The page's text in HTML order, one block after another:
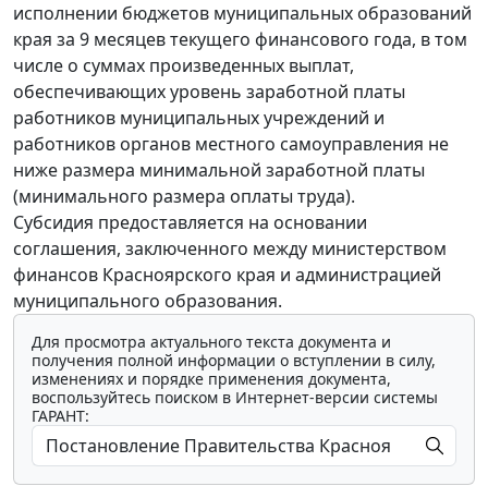
исполнении бюджетов муниципальных образований
края за 9 месяцев текущего финансового года, в том
числе о суммах произведенных выплат,
обеспечивающих уровень заработной платы
работников муниципальных учреждений и
работников органов местного самоуправления не
ниже размера минимальной заработной платы
(минимального размера оплаты труда).
Субсидия предоставляется на основании
соглашения, заключенного между министерством
финансов Красноярского края и администрацией
муниципального образования.
Для просмотра актуального текста документа и
получения полной информации о вступлении в силу,
изменениях и порядке применения документа,
воспользуйтесь поиском в Интернет-версии системы
ГАРАНТ: